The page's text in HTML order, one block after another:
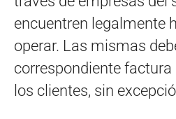
encuentren legalmente
operar. Las mismas
correspondiente
los clientes, sin